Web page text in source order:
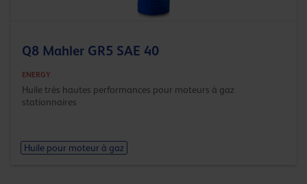
Q8 Mahler GR5 SAE 40
ENERGY
Huile très hautes performances pour moteurs à gaz
stationnaires
Huile pour moteur à gaz